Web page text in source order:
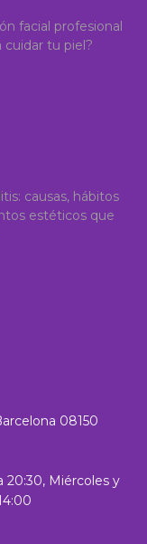
facial profesional
cuidar tu piel?
causas, hábitos
estéticos que
08150
20:30, Miércoles y